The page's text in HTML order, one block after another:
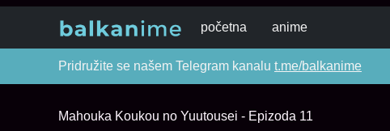
početna anime
Pridružite se našem Telegram kanalu t.me/balkanime
Mahouka Koukou no Yuutousei - Epizoda 11